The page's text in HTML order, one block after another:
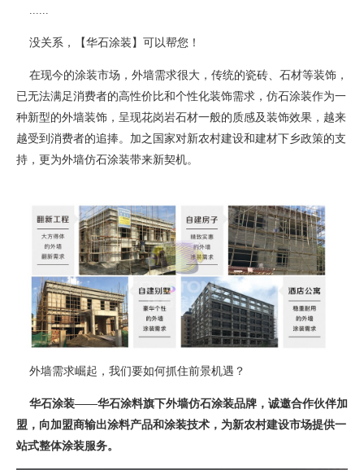
......
没关系，【华石涂装】可以帮您！
在现今的涂装市场，外墙需求很大，传统的瓷砖、石材等装饰，
已无法满足消费者的高性价比和个性化装饰需求，仿石涂装作为一
种新型的外墙装饰，呈现花岗岩石材一般的质感及装饰效果，越来
越受到消费者的追捧。加之国家对新农村建设和建材下乡政策的支
持，更为外墙仿石涂装带来新契机。
外墙需求崛起，我们要如何抓住前景机遇？
华石涂装——华石涂料旗下外墙仿石涂装品牌，诚邀合作伙伴加
盟，向加盟商输出涂料产品和涂装技术，为新农村建设市场提供一
站式整体涂装服务。